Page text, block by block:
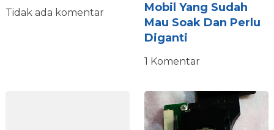
Tidak ada komentar
Mobil Yang Sudah
Mau Soak Dan Perlu
Diganti
1 Komentar